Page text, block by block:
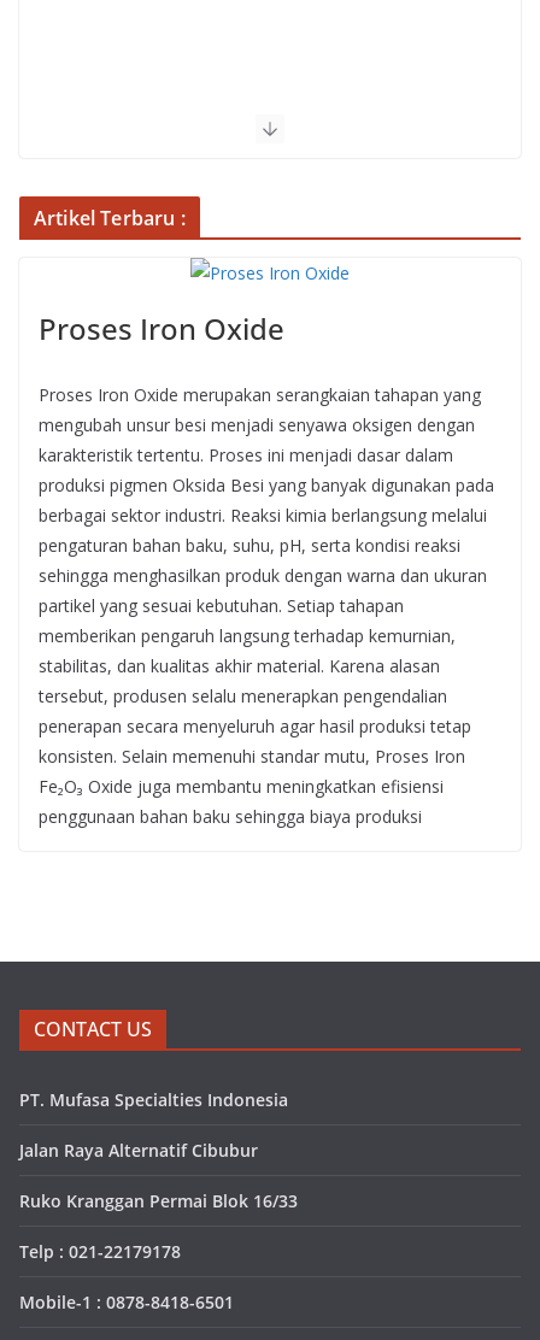
Artikel Terbaru :
Proses Iron Oxide
Proses Iron Oxide merupakan serangkaian tahapan yang
mengubah unsur besi menjadi senyawa oksigen dengan
karakteristik tertentu. Proses ini menjadi dasar dalam
produksi pigmen Oksida Besi yang banyak digunakan pada
berbagai sektor industri. Reaksi kimia berlangsung melalui
pengaturan bahan baku, suhu, pH, serta kondisi reaksi
sehingga menghasilkan produk dengan warna dan ukuran
partikel yang sesuai kebutuhan. Setiap tahapan
memberikan pengaruh langsung terhadap kemurnian,
stabilitas, dan kualitas akhir material. Karena alasan
tersebut, produsen selalu menerapkan pengendalian
penerapan secara menyeluruh agar hasil produksi tetap
konsisten. Selain memenuhi standar mutu, Proses Iron
Fe₂O₃ Oxide juga membantu meningkatkan efisiensi
penggunaan bahan baku sehingga biaya produksi
CONTACT US
PT. Mufasa Specialties Indonesia
Jalan Raya Alternatif Cibubur
Ruko Kranggan Permai Blok 16/33
Telp : 021-22179178
Mobile-1 : 0878-8418-6501